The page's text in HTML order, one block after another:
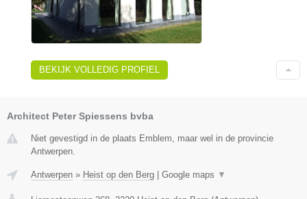
BEKIJK VOLLEDIG PROFIEL
Architect Peter Spiessens bvba
Niet gevestigd in de plaats Emblem, maar wel in de provincie
Antwerpen.
Antwerpen » Heist op den Berg | Google maps ▼